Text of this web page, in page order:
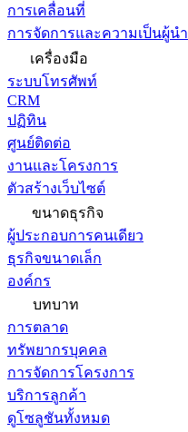
การเคลื่อนที่
การจัดการและความเป็นผู้นำ
เครื่องมือ
ระบบโทรศัพท์
CRM
ปฏิทิน
ศูนย์ติดต่อ
งานและโครงการ
ตัวสร้างเว็บไซต์
ขนาดธุรกิจ
ผู้ประกอบการคนเดียว
ธุรกิจขนาดเล็ก
องค์กร
บทบาท
การตลาด
ทรัพยากรบุคคล
การจัดการโครงการ
บริการลูกค้า
ดูโซลูชันทั้งหมด